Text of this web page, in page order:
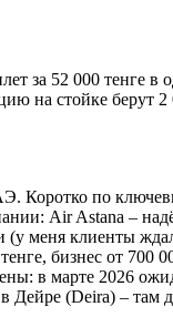
за 52 000 тенге
на стойке берут 2
Коротко по
Air Astana –
меня клиенты
бизнес от
в марте 2026
(Deira) – там